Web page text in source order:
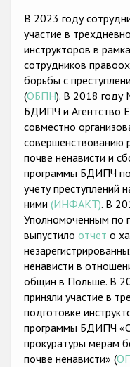
В 2023 году
участие в
инструкторов в
сотрудников
борьбы с
(ОБПН). В 2018 году
БДИПЧ и Агентство
совместно
совершенствованию
почве ненависти и
программы БДИПЧ
учету преступлений
ними (ИНФАКТ). В
Уполномоченным по
выпустило отчет о
ненависти в
общин в Польше. В
приняли участие в
подготовке
программы БДИПЧ
прокуратуры мерам
почве ненависти» (